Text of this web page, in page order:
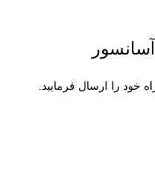
خود را ارسال فرمایید.